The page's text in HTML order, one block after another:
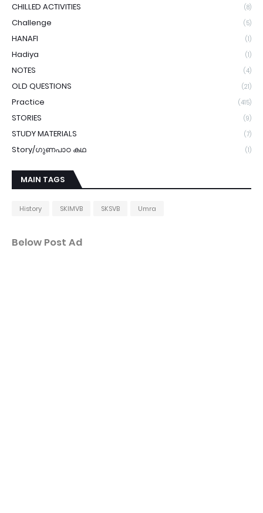
CHILLED ACTIVITIES (8)
Challenge (5)
HANAFI (1)
Hadiya (1)
NOTES (4)
OLD QUESTIONS (21)
Practice (415)
STORIES (9)
STUDY MATERIALS (7)
Story/ഗുണപാഠ കഥ (1)
MAIN TAGS
History SKIMVB SKSVB Umra
Below Post Ad